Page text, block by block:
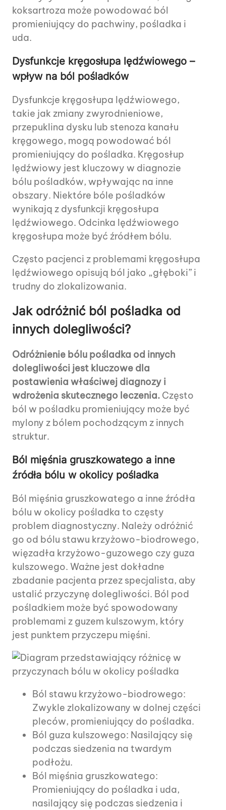
koksartroza może powodować ból
promieniujący do pachwiny, pośladka i
uda.
Dysfunkcje kręgosłupa lędźwiowego –
wpływ na ból pośladków
Dysfunkcje kręgosłupa lędźwiowego,
takie jak zmiany zwyrodnieniowe,
przepuklina dysku lub stenoza kanału
kręgowego, mogą powodować ból
promieniujący do pośladka. Kręgosłup
lędźwiowy jest kluczowy w diagnozie
bólu pośladków, wpływając na inne
obszary. Niektóre bóle pośladków
wynikają z dysfunkcji kręgosłupa
lędźwiowego. Odcinka lędźwiowego
kręgosłupa może być źródłem bólu.
Często pacjenci z problemami kręgosłupa
lędźwiowego opisują ból jako „głęboki” i
trudny do zlokalizowania.
Jak odróżnić ból pośladka od
innych dolegliwości?
Odróżnienie bólu pośladka od innych
dolegliwości jest kluczowe dla
postawienia właściwej diagnozy i
wdrożenia skutecznego leczenia. Często
ból w pośladku promieniujący może być
mylony z bólem pochodzącym z innych
struktur.
Ból mięśnia gruszkowatego a inne
źródła bólu w okolicy pośladka
Ból mięśnia gruszkowatego a inne źródła
bólu w okolicy pośladka to częsty
problem diagnostyczny. Należy odróżnić
go od bólu stawu krzyżowo-biodrowego,
więzadła krzyżowo-guzowego czy guza
kulszowego. Ważne jest dokładne
zbadanie pacjenta przez specjalista, aby
ustalić przyczynę dolegliwości. Ból pod
pośladkiem może być spowodowany
problemami z guzem kulszowym, który
jest punktem przyczepu mięśni.
Ból stawu krzyżowo-biodrowego:
Zwykle zlokalizowany w dolnej części
pleców, promieniujący do pośladka.
Ból guza kulszowego: Nasilający się
podczas siedzenia na twardym
podłożu.
Ból mięśnia gruszkowatego:
Promieniujący do pośladka i uda,
nasilający się podczas siedzenia i